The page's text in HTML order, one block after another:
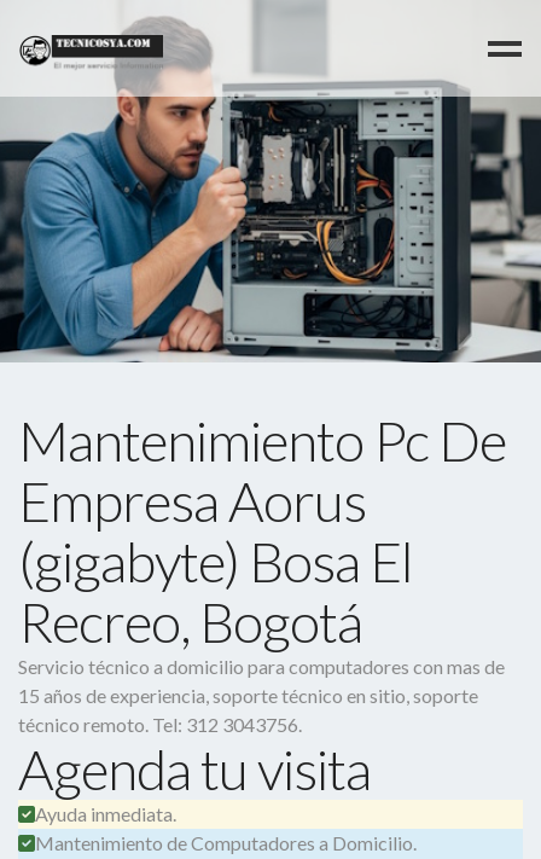
Mantenimiento Pc De
Empresa Aorus
(gigabyte) Bosa El
Recreo, Bogotá
Servicio técnico a domicilio para computadores con mas de
15 años de experiencia, soporte técnico en sitio, soporte
técnico remoto. Tel: 312 3043756.
Agenda tu visita
Ayuda inmediata.
Mantenimiento de Computadores a Domicilio.